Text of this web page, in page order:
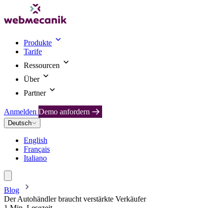
Produkte
Tarife
Ressourcen
Über
Partner
Anmelden Demo anfordern
Deutsch
English
Français
Italiano
Blog
Der Autohändler braucht verstärkte Verkäufer